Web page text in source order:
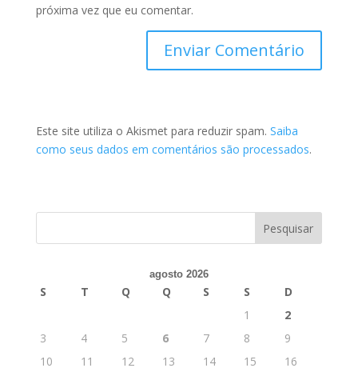
próxima vez que eu comentar.
Este site utiliza o Akismet para reduzir spam. Saiba
como seus dados em comentários são processados.
agosto 2026
S T Q Q S S
D
1
2
3
4 5 6 7 8
9
10
11 12 13 14 15
16